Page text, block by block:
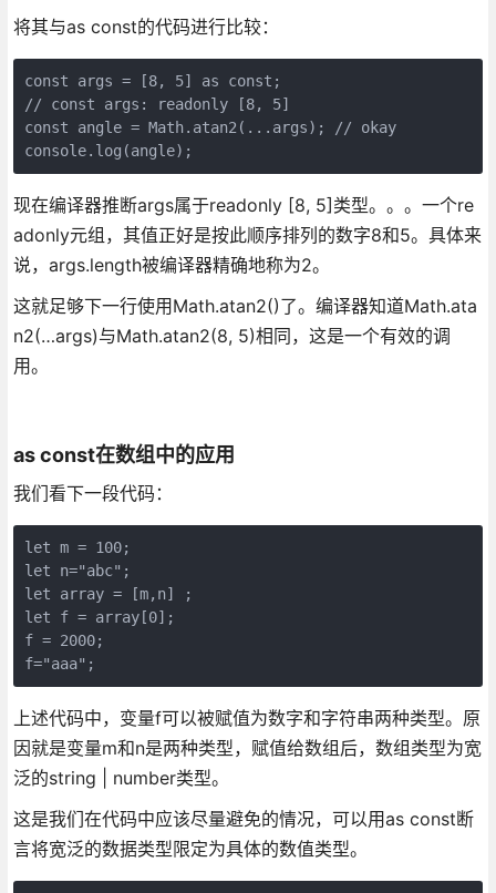
将其与as const的代码进行比较：
const args = [8, 5] as const;
// const args: readonly [8, 5]
const angle = Math.atan2(...args); // okay
console.log(angle);
现在编译器推断args属于readonly [8, 5]类型。。。一个re
adonly元组，其值正好是按此顺序排列的数字8和5。具体来
说，args.length被编译器精确地称为2。
这就足够下一行使用Math.atan2()了。编译器知道Math.ata
n2(…args)与Math.atan2(8, 5)相同，这是一个有效的调
用。
as const在数组中的应用
我们看下一段代码：
let m = 100;
let n="abc";
let array = [m,n] ;
let f = array[0];
f = 2000;
f="aaa";
上述代码中，变量f可以被赋值为数字和字符串两种类型。原
因就是变量m和n是两种类型，赋值给数组后，数组类型为宽
泛的string | number类型。
这是我们在代码中应该尽量避免的情况，可以用as const断
言将宽泛的数据类型限定为具体的数值类型。